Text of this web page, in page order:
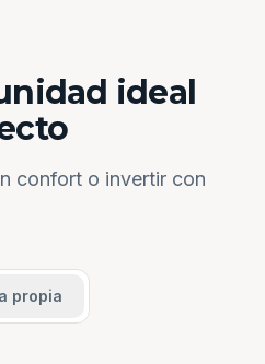
ideal
confort o invertir con
propia